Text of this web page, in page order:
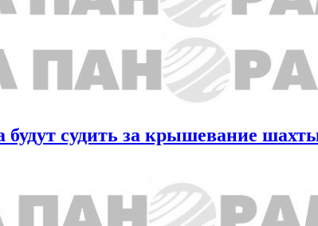
судить за крышевание